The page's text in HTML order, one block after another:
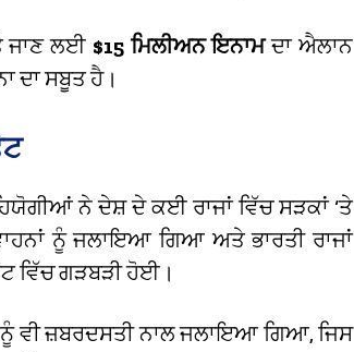
ਜਾਣ ਲਈ $15 ਮਿਲੀਅਨ ਇਨਾਮਦਾ ਐਲਾਨ
ਦਾ ਸਬੂਤ ਹੈ।
ਨੇ ਦੇਸ਼ ਦੇ ਕਈ ਰਾਜਾਂ ਵਿੱਚ ਸੜਕਾਂ ‘ਤੇ
ਨੂੰ ਜਲਾਇਆ ਗਿਆ ਅਤੇ ਭਾਰਤੀ ਰਾਜਾਂ
ਵਿੱਚ ਗੜਬੜੀ ਹੋਈ।
ਵੀ ਜ਼ਬਰਦਸਤੀ ਨਾਲ ਜਲਾਇਆ ਗਿਆ, ਜਿਸ